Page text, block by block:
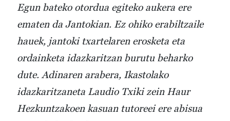
Egun bateko otordua egiteko aukera ere
ematen da Jantokian. Ez ohiko erabiltzaile
hauek, jantoki txartelaren erosketa eta
ordainketa idazkaritzan burutu beharko
dute. Adinaren arabera, Ikastolako
idazkaritzaneta Laudio Txiki zein Haur
Hezkuntzakoen kasuan tutoreei ere abisua